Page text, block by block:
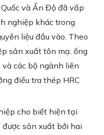
và Ấn Độ đã vấp
nghiệp khác trong
liệu đầu vào. Theo
sản xuất tôn mạ, ống
các bộ ngành liên
điều tra thép HRC
cho biết hiện tại
sản xuất bởi hai